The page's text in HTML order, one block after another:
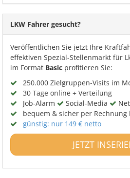
LKW Fahrer gesucht?
Veröffentlichen Sie jetzt Ihre
effektiven Spezial-Stellenmarkt für
im Format Basic profitieren Sie:
250.000 Zielgruppen-Visits im
30 Tage online + Verteilung
Job-Alarm
Social-Media
bequem & sicher per Rechnung
günstig: nur 149 € netto
JETZT